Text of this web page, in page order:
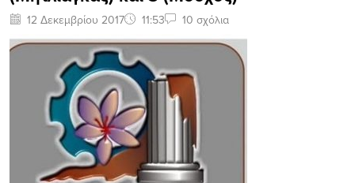
12 Δεκεμβρίου 2017 11:53 10 σχόλια